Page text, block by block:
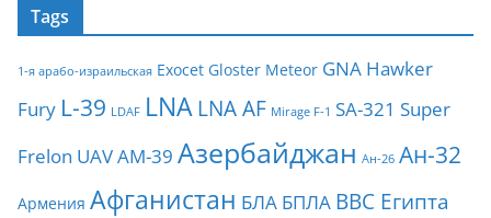
Tags
1-я арабо-израильская Exocet Gloster Meteor GNA Hawker
Fury L-39 LDAF LNA LNA AF Mirage F-1 SA-321 Super
Frelon UAVАМ-39 Азербайджан Ан-26 Ан-32
Армения Афганистан БЛА БПЛА ВВС Египта